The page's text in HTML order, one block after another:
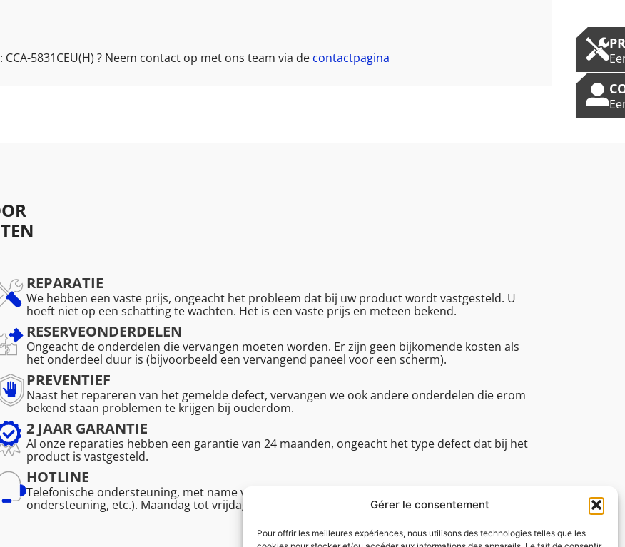
Gérer le consentement
Pour offrir les meilleures expériences, nous utilisons des technologies telles que les
5831CEU(H) ? Neem contact op met ons team via de contactpagina
REPARATIE
We hebben een vaste prijs, ongeacht het probleem dat bij uw product wordt vastgesteld. U
hoeft niet op een schatting te wachten. Het is een vaste prijs en meteen bekend.
RESERVEONDERDELEN
Ongeacht de onderdelen die vervangen moeten worden. Er zijn geen bijkomende kosten als
het onderdeel duur is (bijvoorbeeld een vervangend paneel voor een scherm).
PREVENTIEF
Naast het repareren van het gemelde defect, vervangen we ook andere onderdelen die erom
bekend staan problemen te krijgen bij ouderdom.
2 JAAR GARANTIE
Al onze reparaties hebben een garantie van 24 maanden, ongeacht het type defect dat bij het
product is vastgesteld.
HOTLINE
Telefonische ondersteuning, met name voor de vakman (reparatietijd, technische
ondersteuning, etc.). Maandag tot vrijdag van 08.30 tot 16.45.